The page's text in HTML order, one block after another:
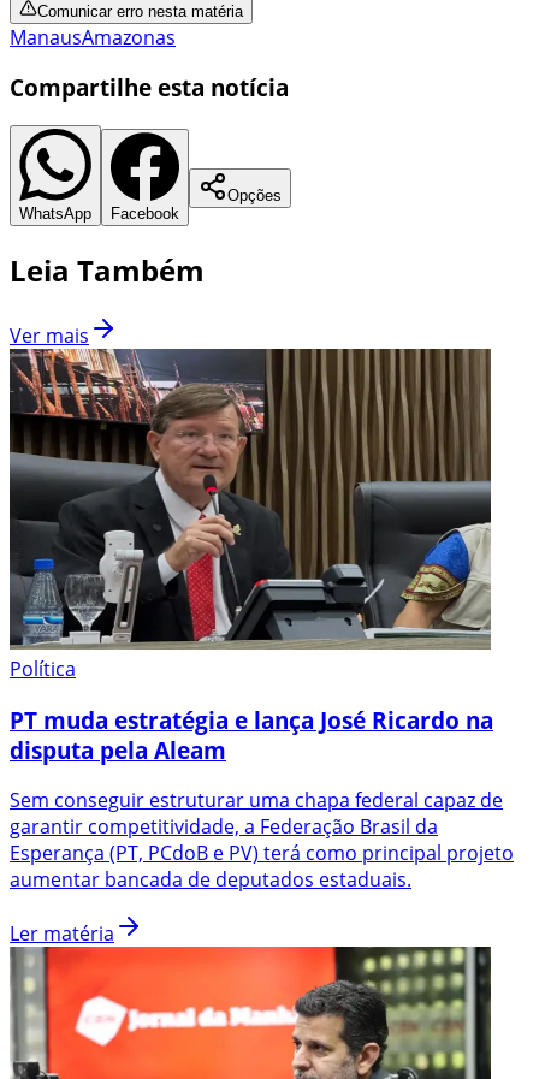
Comunicar erro nesta matéria
ManausAmazonas
Compartilhe esta notícia
WhatsApp Facebook
Opções
Leia Também
Ver mais
Política
PT muda estratégia e lança José Ricardo na
disputa pela Aleam
Sem conseguir estruturar uma chapa federal capaz de
garantir competitividade, a Federação Brasil da
Esperança (PT, PCdoB e PV) terá como principal projeto
aumentar bancada de deputados estaduais.
Ler matéria